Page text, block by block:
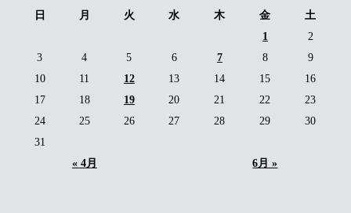
日 月 火 水 木 金 土
« 4月 6月 »
1
2
3
4 5 6 7 8
9
10
11 12 13 14 15
16
17
18 19 20 21 22
23
24
25 26 27 28 29
30
31